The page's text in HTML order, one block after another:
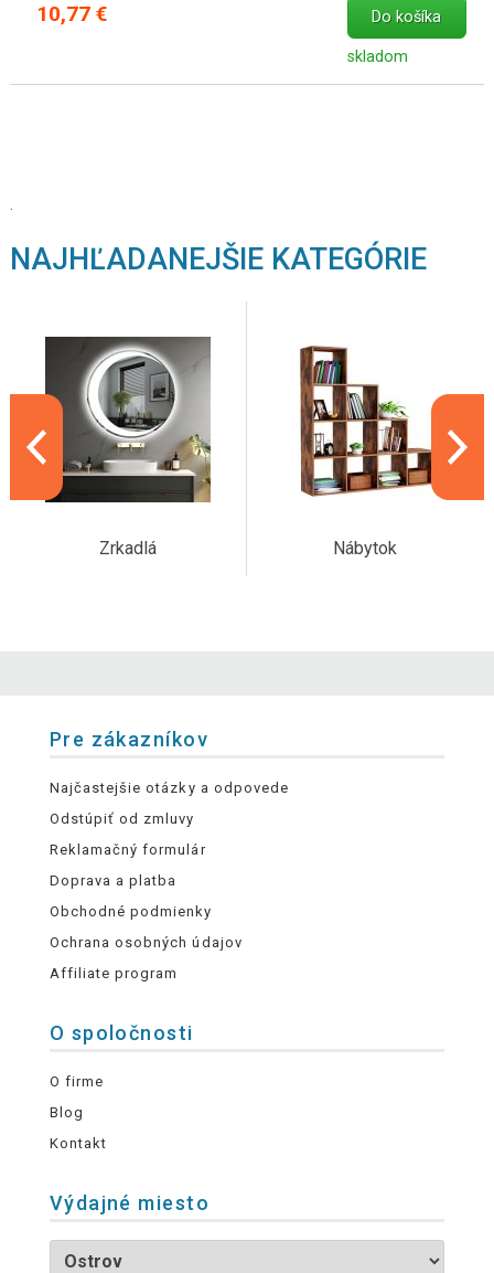
10,77 € Do košíka
skladom
.
NAJHĽADANEJŠIE KATEGÓRIE
Zrkadlá Nábytok
Pre zákazníkov
Najčastejšie otázky a odpovede
Odstúpiť od zmluvy
Reklamačný formulár
Doprava a platba
Obchodné podmienky
Ochrana osobných údajov
Affiliate program
O spoločnosti
O firme
Blog
Kontakt
Výdajné miesto